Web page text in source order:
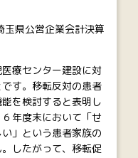
県公営企業会計決算
療センター建設に対
す。移転反対の患者
を検討すると表明し
年度末において「せ
」という患者家族の
したがって、移転促